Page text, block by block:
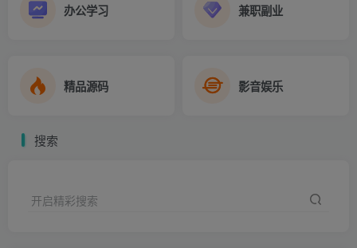
办公学习 兼职副业
精品源码 影音娱乐
搜索
开启精彩搜索